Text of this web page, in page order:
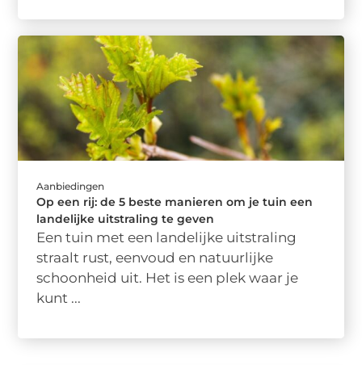
Aanbiedingen
Op een rij: de 5 beste manieren om je tuin een
landelijke uitstraling te geven
Een tuin met een landelijke uitstraling
straalt rust, eenvoud en natuurlijke
schoonheid uit. Het is een plek waar je
kunt ...